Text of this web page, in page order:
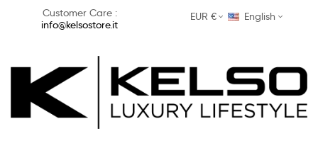
Customer Care :
info@kelsostore.it
EUR € English